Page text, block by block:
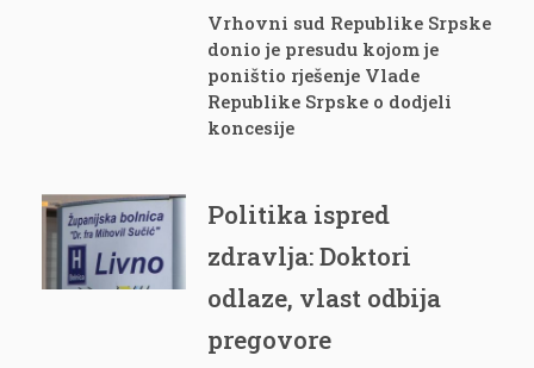
Vrhovni sud Republike Srpske
donio je presudu kojom je
poništio rješenje Vlade
Republike Srpske o dodjeli
koncesije
Politika ispred
zdravlja: Doktori
odlaze, vlast odbija
pregovore